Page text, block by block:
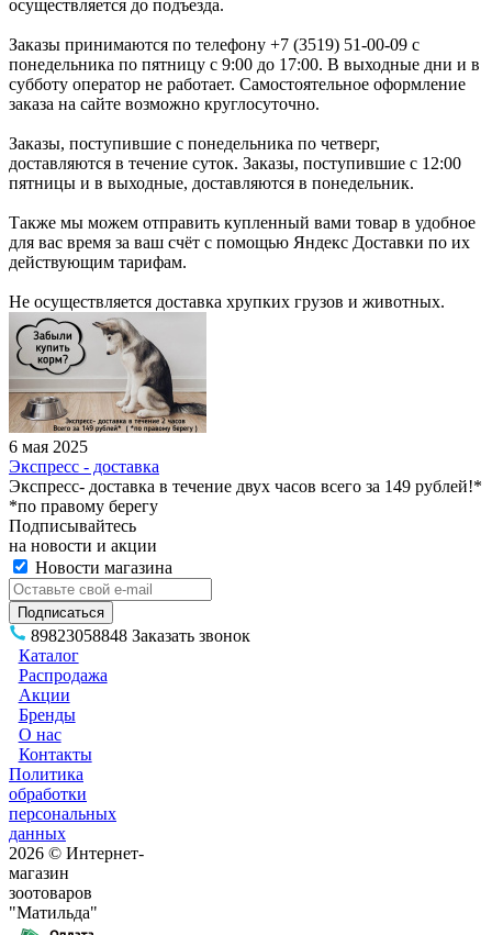
осуществляется до подъезда.
Заказы принимаются по телефону +7 (3519) 51-00-09 с
понедельника по пятницу с 9:00 до 17:00. В выходные дни и в
субботу оператор не работает. Самостоятельное оформление
заказа на сайте возможно круглосуточно.
Заказы, поступившие с понедельника по четверг,
доставляются в течение суток. Заказы, поступившие с 12:00
пятницы и в выходные, доставляются в понедельник.
Также мы можем отправить купленный вами товар в удобное
для вас время за ваш счёт с помощью Яндекс Доставки по их
действующим тарифам.
Не осуществляется доставка хрупких грузов и животных.
6 мая 2025
Экспресс - доставка
Экспресс- доставка в течение двух часов всего за 149 рублей!*
*по правому берегу
Подписывайтесь
на новости и акции
Новости магазина
89823058848 Заказать звонок
Каталог
Распродажа
Акции
Бренды
О нас
Контакты
Политика
обработки
персональных
данных
2026 © Интернет-
магазин
зоотоваров
"Матильда"